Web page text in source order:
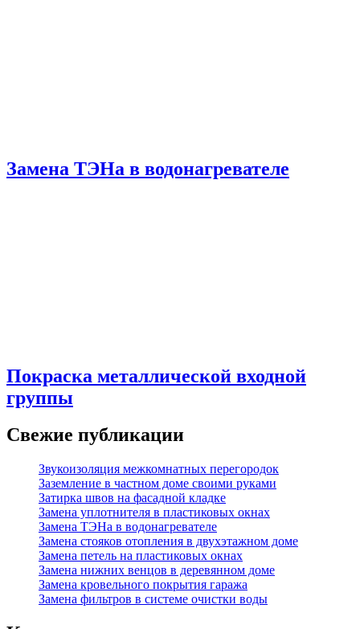
Замена ТЭНа в водонагревателе
Покраска металлической входной
группы
Свежие публикации
Звукоизоляция межкомнатных перегородок
Заземление в частном доме своими руками
Затирка швов на фасадной кладке
Замена уплотнителя в пластиковых окнах
Замена ТЭНа в водонагревателе
Замена стояков отопления в двухэтажном доме
Замена петель на пластиковых окнах
Замена нижних венцов в деревянном доме
Замена кровельного покрытия гаража
Замена фильтров в системе очистки воды